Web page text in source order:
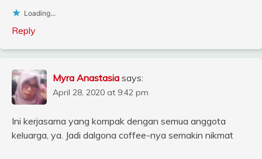
Loading...
Reply
Myra Anastasia says:
April 28, 2020 at 9:42 pm
Ini kerjasama yang kompak dengan semua anggota
keluarga, ya. Jadi dalgona coffee-nya semakin nikmat